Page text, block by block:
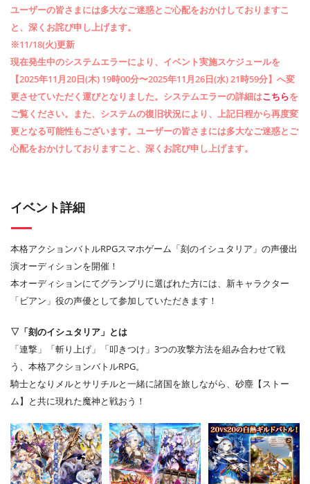
ユーザーの皆さまには多大なご迷惑とご心配をおかけしておりますこ
と、深くお詫び申し上げます。
※11/18(火)更新
現在発生中のシステムエラーにより、イベント実施スケジュールを
【2025年11月20日(木) 19時00分〜2025年11月26日(水) 21時59分】へ変
更させていただく運びとなりました。システムエラーの詳細はこちらを
ご覧ください。また、システムの復旧状況により、上記日程から再度変
更となる可能性もございます。ユーザーの皆さまには多大なご迷惑とご
心配をおかけしておりますこと、深くお詫び申し上げます。
イベント詳細
本格アクションバトルRPGスマホゲーム「刻のイシュタリア」の声優出
演オーディションを開催！
本オーディションにてグランプリに選ばれた方には、新キャラクター
「ビアン」役の声優として参加していただきます！
▽「刻のイシュタリア」とは
「連撃」「斬り上げ」「叩きつけ」3つの攻撃方法を組み合わせて戦
う、本格アクションバトルRPG。
騎士となりメルとサリチルと一緒に諸国を旅しながら、砂塵【ストー
ム】と共に現れた魔神と戦おう！